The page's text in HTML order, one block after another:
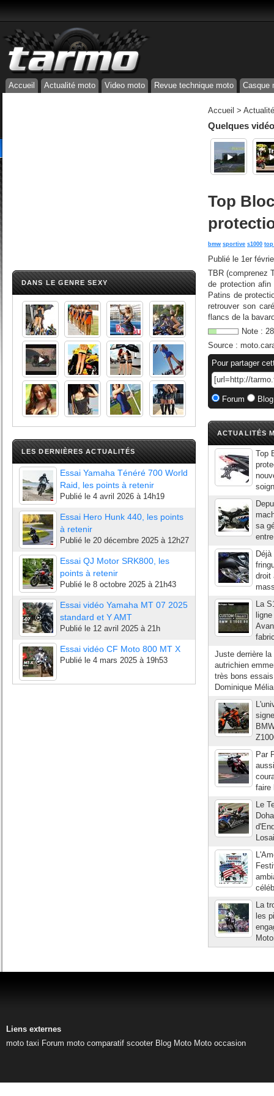
Accueil Actualité moto Video moto Revue technique moto Casque
DANS LE GENRE SEXY
LES DERNIÈRES ACTUALITÉS
Essai Yamaha Ténéré 700 World
Raid, les points à retenir
Publié le 4 avril 2026 à 14h19
Essai Hero Hunk 440, les points
à retenir
Publié le 20 décembre 2025 à 12h27
Essai QJ Motor SRK800, les
points à retenir
Publié le 8 octobre 2025 à 21h43
Essai vidéo Yamaha MT 07 2025
standard et Y AMT
Publié le 12 avril 2025 à 21h
Essai vidéo CF Moto 800 MT X
Publié le 4 mars 2025 à 19h53
Accueil >
Quelques
Top
bmw sportive s1000
Publié le 1er
TBR (comprenez
de protection
Patins de
retrouver son
flancs de la
Note : 28
Source :
Pour partager
Forum
ACTUALITÉS
Top
sa
droit
La
Juste derrière
autrichien
très bons
Dominique
Par
faire
Le
La
les
Liens externes
moto taxi Forum moto comparatif scooter Blog Moto Moto occasion